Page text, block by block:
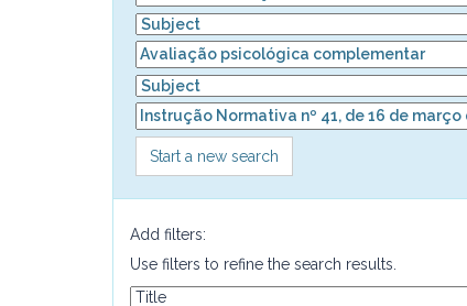
Start a new search
Add filters:
Use filters to refine the search results.